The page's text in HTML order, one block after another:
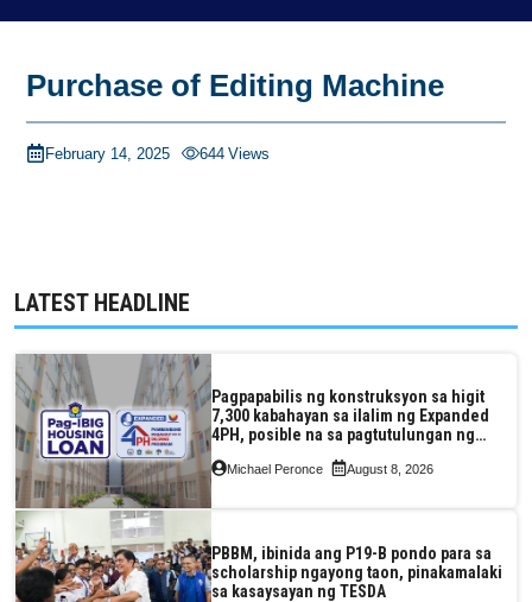
Purchase of Editing Machine
February 14, 2025 644 Views
LATEST HEADLINE
Pagpapabilis ng konstruksyon sa higit
7,300 kabahayan sa ilalim ng Expanded
4PH, posible na sa pagtutulungan ng
Pag-IBIG at P.A. Alvarez
Michael Peronce August 8, 2026
PBBM, ibinida ang P19-B pondo para sa
scholarship ngayong taon, pinakamalaki
sa kasaysayan ng TESDA